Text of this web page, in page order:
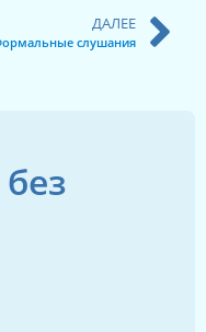
ДАЛЕЕ
слушания